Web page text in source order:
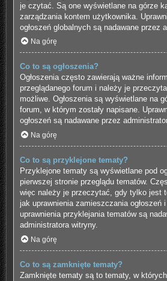
je czytać. Są one wyświetlane na górze
zarządzania kontem użytkownika.
ogłoszeń globalnych są nadawane przez
Na górę
Co to są ogłoszenia?
Ogłoszenia często zawierają ważne
przeglądanego forum i należy je
możliwe. Ogłoszenia są wyświetlane na
forum, w którym zostały napisane.
ogłoszeń są nadawane przez
Na górę
Co to są przyklejone tematy?
Przyklejone tematy są wyświetlane pod
pierwszej stronie przeglądu tematów.
więc należy je przeczytać, gdy tylko jest
jak uprawnienia zamieszczania ogłoszeń
uprawnienia przyklejania tematów są
administratora witryny.
Na górę
Co to są zamknięte tematy?
Zamknięte tematy są to tematy, w